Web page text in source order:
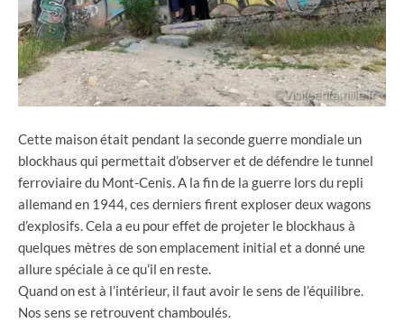
Cette maison était pendant la seconde guerre mondiale un
blockhaus qui permettait d’observer et de défendre le tunnel
ferroviaire du Mont-Cenis. A la fin de la guerre lors du repli
allemand en 1944, ces derniers firent exploser deux wagons
d’explosifs. Cela a eu pour effet de projeter le blockhaus à
quelques mètres de son emplacement initial et a donné une
allure spéciale à ce qu’il en reste.
Quand on est à l’intérieur, il faut avoir le sens de l’équilibre.
Nos sens se retrouvent chamboulés.